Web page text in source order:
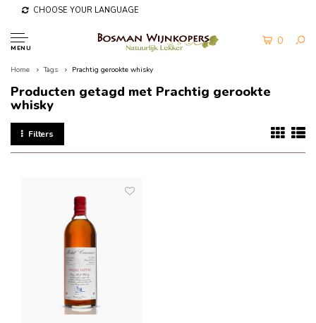
CHOOSE YOUR LANGUAGE
MENU
0
Home Tags Prachtig gerookte whisky
Producten getagd met Prachtig gerookte
whisky
Filters